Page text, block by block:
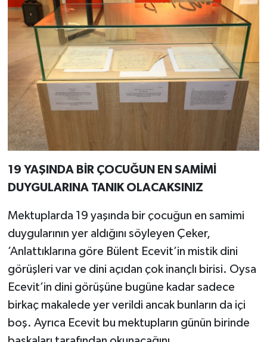
19 YAŞINDA BİR ÇOCUĞUN EN SAMİMİ
DUYGULARINA TANIK OLACAKSINIZ
Mektuplarda 19 yaşında bir çocuğun en samimi
duygularının yer aldığını söyleyen Çeker,
’Anlattıklarına göre Bülent Ecevit’in mistik dini
görüşleri var ve dini açıdan çok inançlı birisi. Oysa
Ecevit’in dini görüşüne bugüne kadar sadece
birkaç makalede yer verildi ancak bunların da içi
boş. Ayrıca Ecevit bu mektupların günün birinde